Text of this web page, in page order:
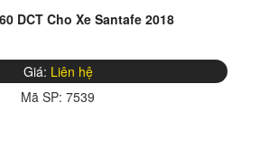
DCT Cho Xe Santafe 2018
Giá: Liên hệ
Mã SP: 7539